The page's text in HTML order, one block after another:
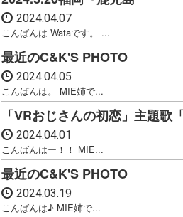
2024.04.07
こんばんは Wataです。 ...
最近のC&K'S PHOTO
2024.04.05
こんばんは。 MIE姉で...
「VRおじさんの初恋」主題歌
2024.04.01
こんばんはー！！ MIE...
最近のC&K'S PHOTO
2024.03.19
こんばんは♪ MIE姉で...